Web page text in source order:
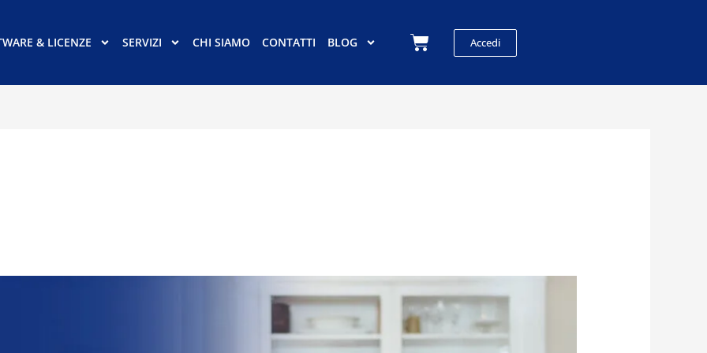
& LICENZE SERVIZI CHI SIAMO CONTATTI BLOG CarrelloAccedi